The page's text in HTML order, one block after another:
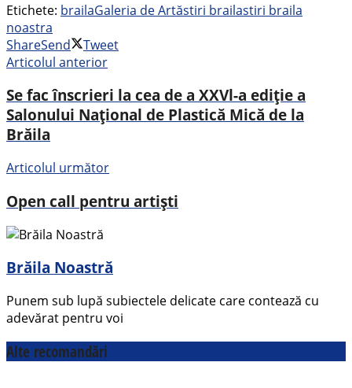
Etichete: brailaGaleria de Artăstiri brailastiri braila
noastra
ShareSend
Tweet
Articolul anterior
Se fac înscrieri la cea de a XXVl-a ediţie a
Salonului Naţional de Plastică Mică de la
Brăila
Articolul următor
Open call pentru artiști
Brăila Noastră
Punem sub lupă subiectele delicate care contează cu
adevărat pentru voi
Alte recomandări